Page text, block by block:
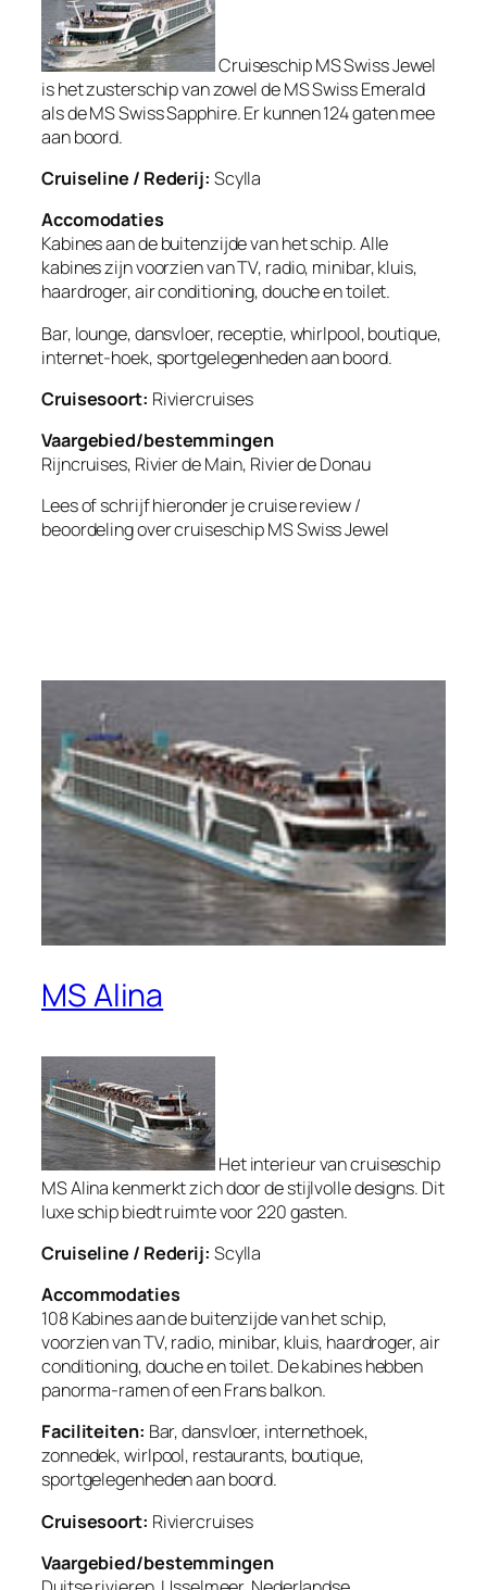
Cruiseschip MS Swiss Jewel
is het zusterschip van zowel de MS Swiss Emerald
als de MS Swiss Sapphire. Er kunnen 124 gaten mee
aan boord.
Cruiseline / Rederij: Scylla
Accomodaties
Kabines aan de buitenzijde van het schip. Alle
kabines zijn voorzien van TV, radio, minibar, kluis,
haardroger, air conditioning, douche en toilet.
Bar, lounge, dansvloer, receptie, whirlpool, boutique,
internet-hoek, sportgelegenheden aan boord.
Cruisesoort: Riviercruises
Vaargebied/bestemmingen
Rijncruises, Rivier de Main, Rivier de Donau
Lees of schrijf hieronder je cruise review /
beoordeling over cruiseschipMS Swiss Jewel
MS Alina
Het interieur van cruiseschip
MS Alina kenmerkt zich door de stijlvolle designs. Dit
luxe schip biedt ruimte voor 220 gasten.
Cruiseline / Rederij: Scylla
Accommodaties
108 Kabines aan de buitenzijde van het schip,
voorzien van TV, radio, minibar, kluis, haardroger, air
conditioning, douche en toilet. De kabines hebben
panorma-ramen of een Frans balkon.
Faciliteiten: Bar, dansvloer, internethoek,
zonnedek, wirlpool, restaurants, boutique,
sportgelegenheden aan boord.
Cruisesoort: Riviercruises
Vaargebied/bestemmingen